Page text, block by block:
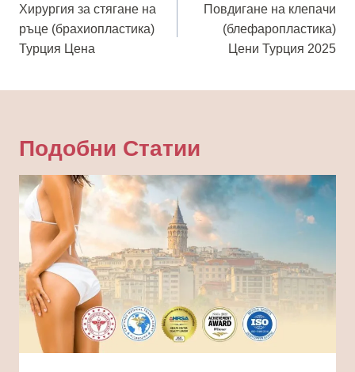
Хирургия за стягане на
ръце (брахиопластика)
Турция Цена
Повдигане на клепачи
(блефаропластика)
Цени Турция 2025
Подобни Статии